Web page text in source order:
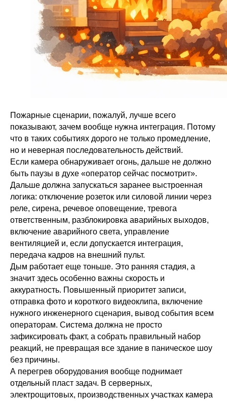
Пожарные сценарии, пожалуй, лучше всего
показывают, зачем вообще нужна интеграция. Потому
что в таких событиях дорого не только промедление,
но и неверная последовательность действий.
Если камера обнаруживает огонь, дальше не должно
быть паузы в духе «оператор сейчас посмотрит».
Дальше должна запускаться заранее выстроенная
логика: отключение розеток или силовой линии через
реле, сирена, речевое оповещение, тревога
ответственным, разблокировка аварийных выходов,
включение аварийного света, управление
вентиляцией и, если допускается интеграция,
передача кадров на внешний пульт.
Дым работает еще тоньше. Это ранняя стадия, а
значит здесь особенно важны скорость и
аккуратность. Повышенный приоритет записи,
отправка фото и короткого видеоклипа, включение
нужного инженерного сценария, вывод события всем
операторам. Система должна не просто
зафиксировать факт, а собрать правильный набор
реакций, не превращая все здание в паническое шоу
без причины.
А перегрев оборудования вообще поднимает
отдельный пласт задач. В серверных,
электрощитовых, производственных участках камера